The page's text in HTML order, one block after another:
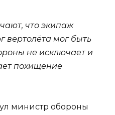
что экипаж
вертолёта мог быть
не исключает и
похищение
министр обороны